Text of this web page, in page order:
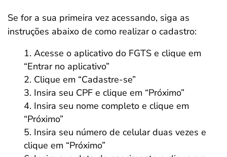
Se for a sua primeira vez acessando, siga as
instruções abaixo de como realizar o cadastro:
Acesse o aplicativo do FGTS e clique em
“Entrar no aplicativo”
Clique em “Cadastre-se”
Insira seu CPF e clique em “Próximo”
Insira seu nome completo e clique em
“Próximo”
Insira seu número de celular duas vezes e
clique em “Próximo”